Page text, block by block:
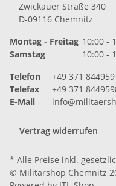
Zwickauer Straße 340
D-09116 Chemnitz
Montag - Freitag 10:00 -
Samstag
10:00 -
Telefon
+49 371
Telefax
+49 371
E-Mail
Vertrag widerrufen
* Alle Preise inkl.
© Militärshop Chemnitz